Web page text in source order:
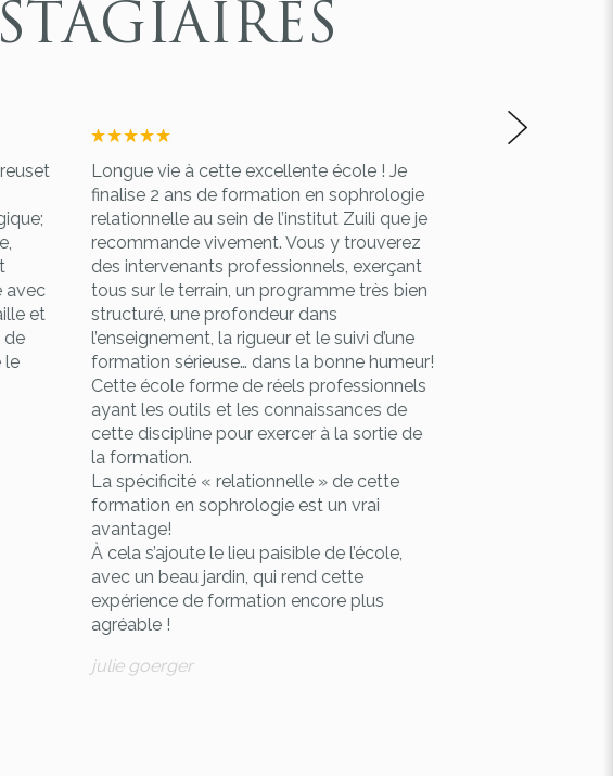
avec
et
de
le
Longue vie à cette excellente école ! Je
finalise 2 ans de formation en sophrologie
relationnelle au sein de l’institut Zuili que je
recommande vivement. Vous y trouverez
des intervenants professionnels, exerçant
tous sur le terrain, un programme très bien
structuré, une profondeur dans
l’enseignement, la rigueur et le suivi d’une
formation sérieuse… dans la bonne humeur!
Cette école forme de réels professionnels
ayant les outils et les connaissances de
cette discipline pour exercer à la sortie de
la formation.
La spécificité « relationnelle » de cette
formation en sophrologie est un vrai
avantage!
À cela s’ajoute le lieu paisible de l’école,
avec un beau jardin, qui rend cette
expérience de formation encore plus
agréable !
julie goerger